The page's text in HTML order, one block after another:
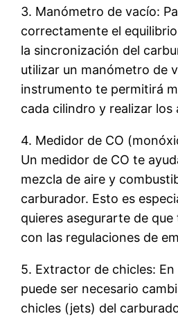
3. Manómetro de vacío:
correctamente el
la sincronización del
utilizar un manómetro de
instrumento te permitirá
cada cilindro y realizar los
4. Medidor de CO
Un medidor de CO te
mezcla de aire y
carburador. Esto es
quieres asegurarte de
con las regulaciones de
5. Extractor de chicles: En
puede ser necesario
chicles (jets) del